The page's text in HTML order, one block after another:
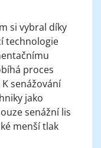
si vybral díky
technologie
proces
senážování
jako
senážní lis
menší tlak